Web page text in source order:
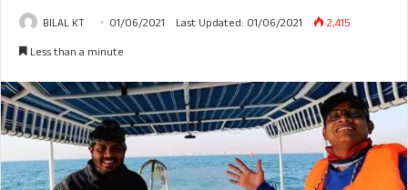
BILAL KT 01/06/2021 Last Updated: 01/06/2021
2,415
Less than a minute